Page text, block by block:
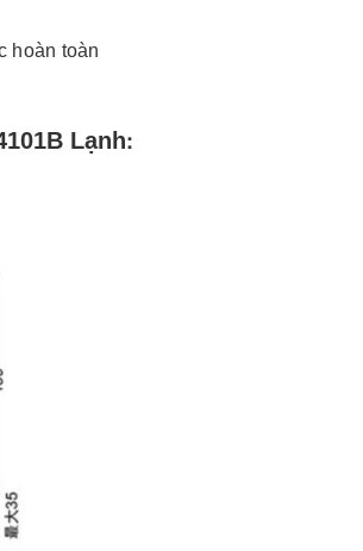
hoàn toàn
Lạnh: